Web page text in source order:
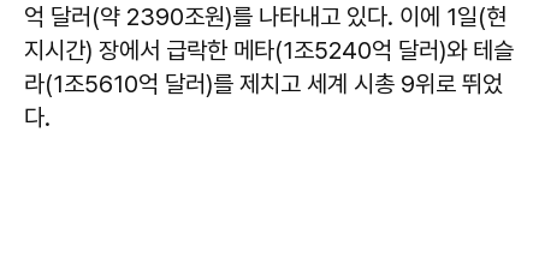
억 달러(약 2390조원)를 나타내고 있다. 이에 1일(현
지시간) 장에서 급락한 메타(1조5240억 달러)와 테슬
라(1조5610억 달러)를 제치고 세계 시총 9위로 뛰었
다.